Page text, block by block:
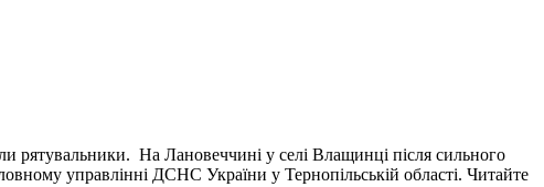
рятувальники. На Лановеччині у селі Влащинці після сильного
управлінні ДСНС України у Тернопільській області. Читайте